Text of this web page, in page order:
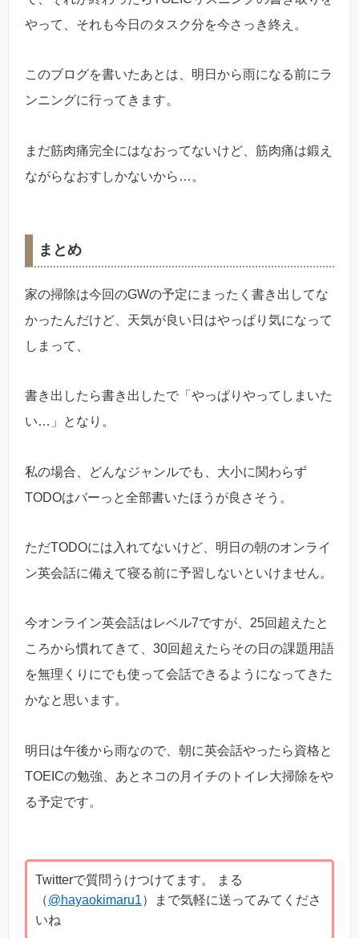
やって、それも今日のタスク分を今さっき終え。
このブログを書いたあとは、明日から雨になる前にラ
ンニングに行ってきます。
まだ筋肉痛完全にはなおってないけど、筋肉痛は鍛え
ながらなおすしかないから…。
まとめ
家の掃除は今回のGWの予定にまったく書き出してな
かったんだけど、天気が良い日はやっぱり気になって
しまって、
書き出したら書き出したで「やっぱりやってしまいた
い…」となり。
私の場合、どんなジャンルでも、大小に関わらず
TODOはバーっと全部書いたほうが良さそう。
ただTODOには入れてないけど、明日の朝のオンライ
ン英会話に備えて寝る前に予習しないといけません。
今オンライン英会話はレベル7ですが、25回超えたと
ころから慣れてきて、30回超えたらその日の課題用語
を無理くりにでも使って会話できるようになってきた
かなと思います。
明日は午後から雨なので、朝に英会話やったら資格と
TOEICの勉強、あとネコの月イチのトイレ大掃除をや
る予定です。
Twitterで質問うけつけてます。 まる
（@hayaokimaru1）まで気軽に送ってみてくださ
いね